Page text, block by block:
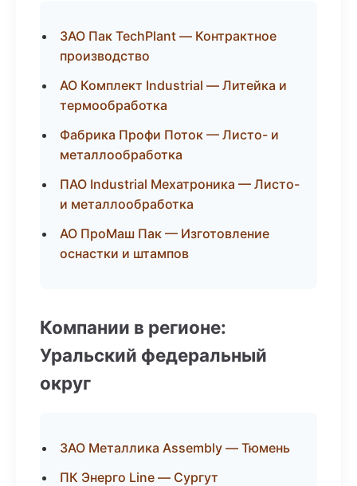
ЗАО Пак TechPlant — Контрактное
производство
АО Комплект Industrial — Литейка и
термообработка
Фабрика Профи Поток — Листо- и
металлообработка
ПАО Industrial Мехатроника — Листо-
и металлообработка
АО ПроМаш Пак — Изготовление
оснастки и штампов
Компании в регионе:
Уральский федеральный
округ
ЗАО Металлика Assembly — Тюмень
ПК Энерго Line — Сургут